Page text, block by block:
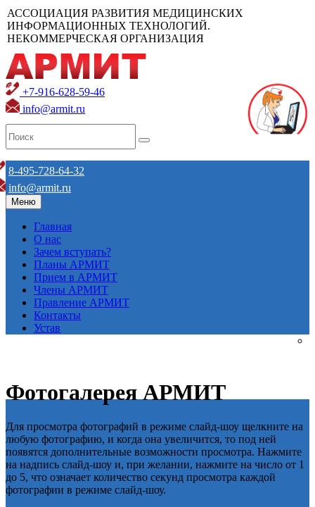
АССОЦИАЦИЯ РАЗВИТИЯ МЕДИЦИНСКИХ
ИНФОРМАЦИОННЫХ ТЕХНОЛОГИЙ.
НЕКОММЕРЧЕСКАЯ ОРГАНИЗАЦИЯ
+7-916-628-59-46
info@armit.ru
8-495-728-64-32
info@armit.ru
Меню
Главная
О нас
Зачем вступать?
Планы АРМИТ
Прием в АРМИТ
Члены АРМИТ
Правление АРМИТ
Контакты
Устав
Фотогалерея АРМИТ
Для просмотра фотографий в режиме слайд-шоу щелкните на
любую фотографию, и когда она увеличится, то под ней
появятся дополнительные возможности просмотра. Нажмите
на надпись слайд-шоу и, при желании, нажмите на число от 1
до 5, что означает количество секунд просмотра каждой
фотографии в режиме слайд-шоу.